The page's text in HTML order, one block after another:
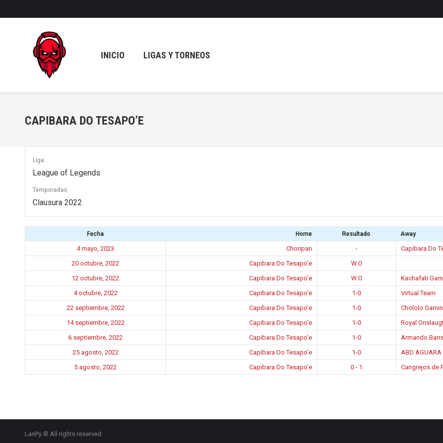
INICIO LIGAS Y TORNEOS
CAPIBARA DO TESAPO’E
Liga
League of Legends
Temporadas
Clausura 2022
Fecha Home Resultado Away
4 mayo, 2023 Choripan - Capibara Do
20 octubre, 2022
Capibara Do Tesapo’e W.O
12 octubre, 2022
Capibara Do Tesapo’e W.O Kachafati
4 octubre, 2022
Capibara Do Tesapo’e 1-0 Virtual Team
22 septiembre, 2022
Capibara Do Tesapo’e 1-0 Chololo
14 septiembre, 2022
Capibara Do Tesapo’e 1-0 Royal
6 septiembre, 2022
Capibara Do Tesapo’e 1-0 Armando
25 agosto, 2022
Capibara Do Tesapo’e 1-0 ABD AGUARA
5 agosto, 2022
Capibara Do Tesapo’e 0 - 1 Cangrejos de
LanPy ® All rights reserved.